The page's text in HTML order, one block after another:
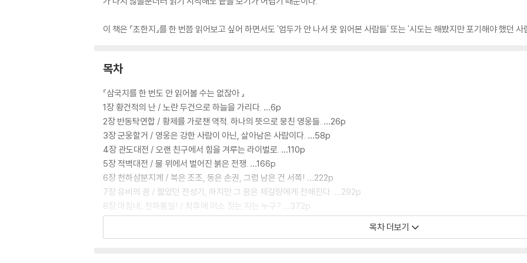
이 책은 『초한지』를 한 번쯤 읽어보고 싶어 하면서도 '엄두가 안 나서 못 읽어본 사람들' 또는 '시도는 해봤지만 포기해야 했던
목차
『삼국지를 한 번도 안 읽어볼 수는 없잖아 』
1장 황건적의 난 / 노란 두건으로 하늘을 가리다. …6p
2장 반동탁연합 / 황제를 가로챈 역적. 하나의 뜻으로 뭉친 영웅들. …26p
3장 군웅할거 / 영웅은 강한 사람이 아닌, 살아남은 사람이다. …58p
4장 관도대전 / 오랜 친구에서 힘을 겨루는 라이벌로. …110p
5장 적벽대전 / 물 위에서 벌어진 붉은 전쟁. …166p
6장 천하삼분지계 / 북은 조조, 동은 손권, 그럼 남은 건 서쪽! …222p
7장 유비의 꿈 / 짧았던 전성기, 하지만 그 꿈은 제갈량에게 전해진다. …292p
8장 마침내, 천하통일! / 최후에 미소 짓는 자는 누구? …372p
목차 더보기